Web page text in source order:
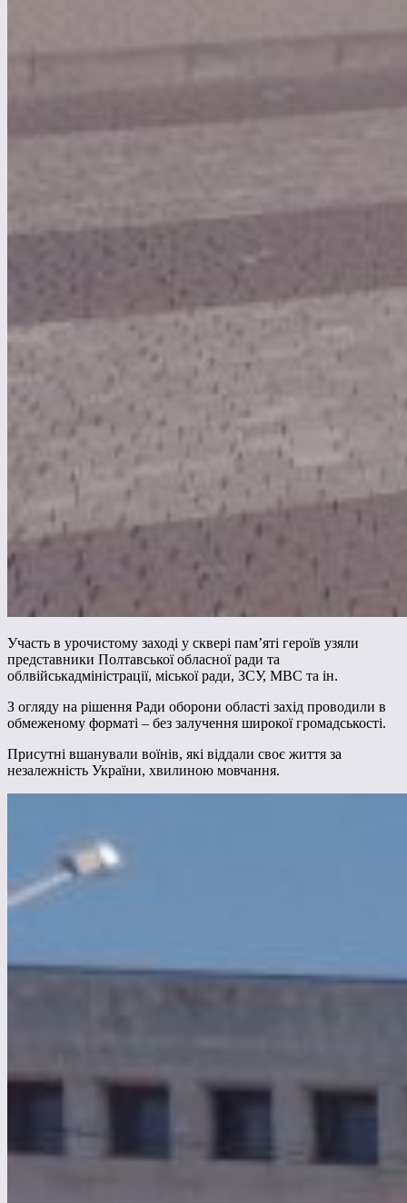
Участь в урочистому заході у сквері пам’яті героїв узяли
представники Полтавської обласної ради та
облвійськадміністрації, міської ради, ЗСУ, МВС та ін.
З огляду на рішення Ради оборони області захід проводили в
обмеженому форматі – без залучення широкої громадськості.
Присутні вшанували воїнів, які віддали своє життя за
незалежність України, хвилиною мовчання.